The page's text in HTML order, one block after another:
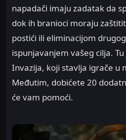
napadači imaju zadatak da
dok ih branioci moraju
postići ili eliminacijom
ispunjavanjem vašeg cilja.
Invazija, koji stavlja igrače u
Međutim, dobićete 20
će vam pomoći.